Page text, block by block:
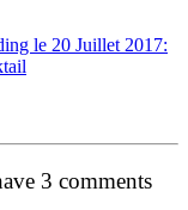
le 20 Juillet 2017:
3 comments